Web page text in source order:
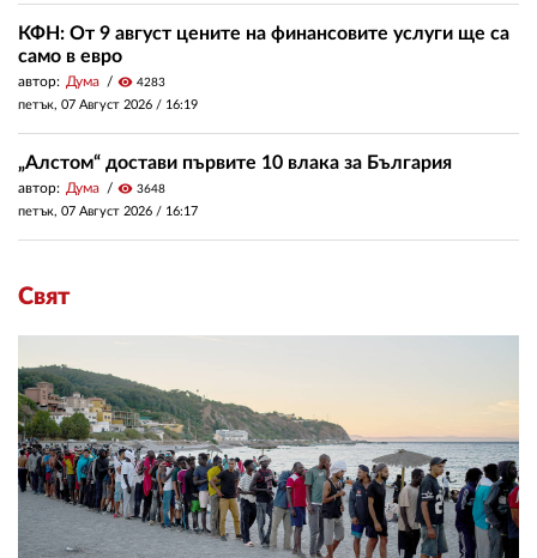
КФН: От 9 август цените на финансовите услуги ще са
само в евро
автор: Дума visibility 4283
петък, 07 Август 2026 / 16:19
„Алстом“ достави първите 10 влака за България
автор: Дума visibility 3648
петък, 07 Август 2026 / 16:17
Свят